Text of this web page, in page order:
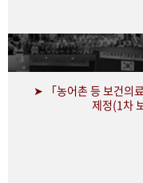
➤ 「농어촌 등 보건의
제정(1차